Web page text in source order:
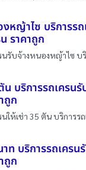
หญ้าไซ บริการรถ
น ราคาถูก
นรับจ้างหนองหญ้าไซ บ
น บริการรถเครนรั
ถูก
ให้เช่า 35 ตัน บริการร
ท บริการรถเครน
ถูก